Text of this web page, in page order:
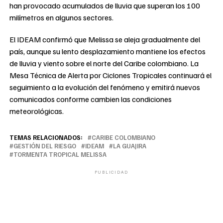
han provocado acumulados de lluvia que superan los 100
milímetros en algunos sectores.
El IDEAM confirmó que Melissa se aleja gradualmente del
país, aunque su lento desplazamiento mantiene los efectos
de lluvia y viento sobre el norte del Caribe colombiano. La
Mesa Técnica de Alerta por Ciclones Tropicales continuará el
seguimiento a la evolución del fenómeno y emitirá nuevos
comunicados conforme cambien las condiciones
meteorológicas.
TEMAS RELACIONADOS:
CARIBE COLOMBIANO
GESTIÓN DEL RIESGO
IDEAM
LA GUAJIRA
TORMENTA TROPICAL MELISSA
PUBLICIDAD